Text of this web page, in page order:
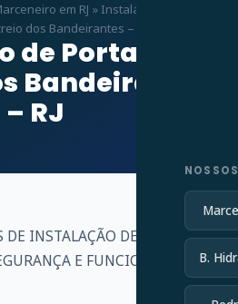
B.
em RJ » Instalação de
dos Bandeirantes – RJ
de Portas em
Bandeirantes
– RJ
DE INSTALAÇÃO DE PORTAS
E FUNCIONALIDADE